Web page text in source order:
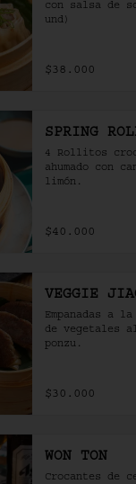
con salsa de
und)
$38.000
SPRING
4 Rollitos
ahumado con
limón.
$40.000
VEGGIE
Empanadas a
de vegetales
ponzu.
$30.000
WON TON
Crocantes de